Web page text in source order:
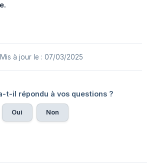
Mis à jour le : 07/03/2025
t-il répondu à vos questions ?
Oui Non